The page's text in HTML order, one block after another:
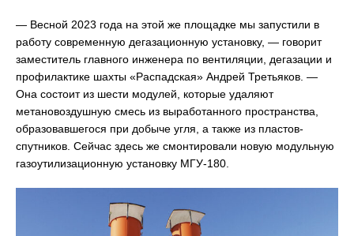
— Весной 2023 года на этой же площадке мы запустили в
работу современную дегазационную установку, — говорит
заместитель главного инженера по вентиляции, дегазации и
профилактике шахты «Распадская» Андрей Третьяков. —
Она состоит из шести модулей, которые удаляют
метановоздушную смесь из выработанного пространства,
образовавшегося при добыче угля, а также из пластов-
спутников. Сейчас здесь же смонтировали новую модульную
газоутилизационную установку МГУ-180.